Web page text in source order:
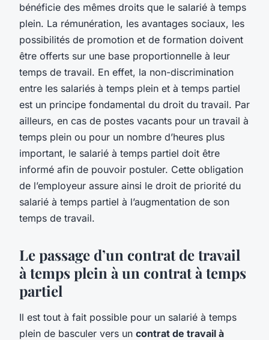
bénéficie des mêmes droits que le salarié à temps
plein. La rémunération, les avantages sociaux, les
possibilités de promotion et de formation doivent
être offerts sur une base proportionnelle à leur
temps de travail. En effet, la non-discrimination
entre les salariés à temps plein et à temps partiel
est un principe fondamental du droit du travail. Par
ailleurs, en cas de postes vacants pour un travail à
temps plein ou pour un nombre d’heures plus
important, le salarié à temps partiel doit être
informé afin de pouvoir postuler. Cette obligation
de l’employeur assure ainsi le droit de priorité du
salarié à temps partiel à l’augmentation de son
temps de travail.
Le passage d’un contrat de travail
à temps plein à un contrat à temps
partiel
Il est tout à fait possible pour un salarié à temps
plein de basculer vers un contrat de travail à